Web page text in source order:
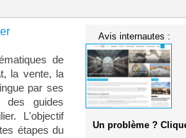
de
la vente, la
par ses
des guides
L'objectif
étapes du
Avis internautes :
Un problème ?